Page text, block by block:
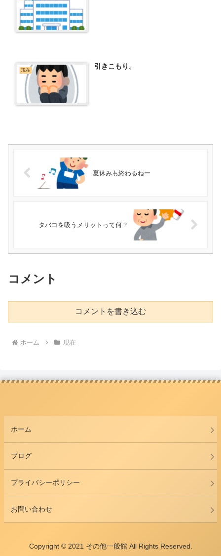
現在 引きこもり。
夏休みも終わるねー
タバコを吸うメリットって何？
コメント
コメントを書き込む
ホーム 現在
ホーム
ブログ
プライバシーポリシー
お問い合わせ
Copyright © 2021 その他一般館 All Rights Reserved.